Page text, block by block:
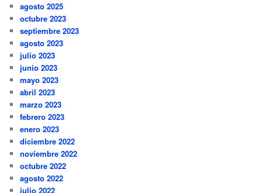
agosto 2025
octubre 2023
septiembre 2023
agosto 2023
julio 2023
junio 2023
mayo 2023
abril 2023
marzo 2023
febrero 2023
enero 2023
diciembre 2022
noviembre 2022
octubre 2022
agosto 2022
julio 2022